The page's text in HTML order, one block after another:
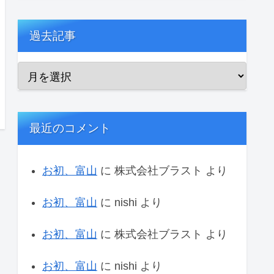
過去記事
最近のコメント
お初、富山 に 株式会社ブラスト より
お初、富山 に nishi より
お初、富山 に 株式会社ブラスト より
お初、富山 に nishi より